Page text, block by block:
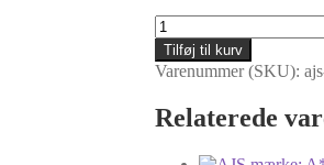
AJS
mærke:
A*J*S
Logo
Guld
Tilføj til kurv
Varenummer (SKU):
Relaterede